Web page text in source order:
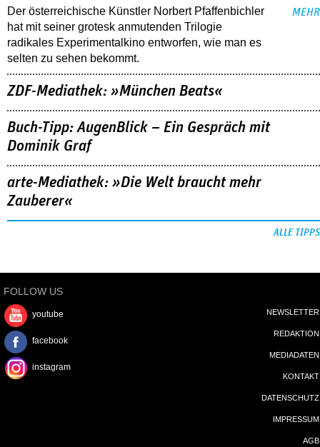
Der österreichische Künstler Norbert Pfaffenbichler
hat mit seiner grotesk anmutenden Trilogie
radikales Experimentalkino entworfen, wie man es
selten zu sehen bekommt.
MEHR
ZDF-Mediathek: »München Beats«
Buch-Tipp: AugenBlick – Ein Gespräch mit
Dominik Graf
arte-Mediathek: »Die Welt braucht mehr
Zauberer«
ALLE TIPPS
FOLLOW US
youtube
facebook
instagram
NEWSLETTER
REDAKTION
MEDIADATEN
KONTAKT
DATENSCHUTZ
IMPRESSUM
AGB